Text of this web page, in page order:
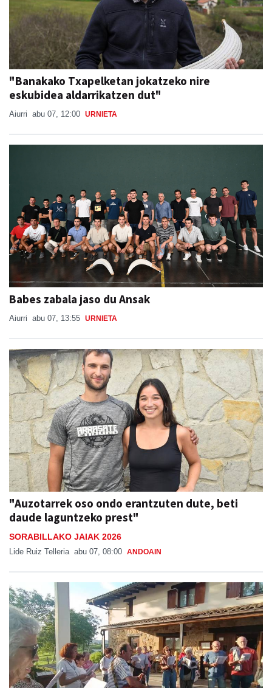
"Banakako Txapelketan jokatzeko nire
eskubidea aldarrikatzen dut"
Aiurri abu 07, 12:00 URNIETA
Babes zabala jaso du Ansak
Aiurri abu 07, 13:55 URNIETA
"Auzotarrek oso ondo erantzuten dute, beti
daude laguntzeko prest"
SORABILLAKO JAIAK 2026
Lide Ruiz Telleria abu 07, 08:00 ANDOAIN